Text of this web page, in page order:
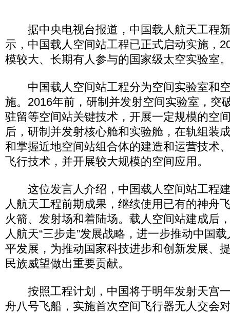
据中央电视台报道，中国载人航天工程
示，中国载人空间站工程已正式启动实施，
模较大、长期有人参与的国家级太空实验室
中国载人空间站工程分为空间实验室和
施。2016年前，研制并发射空间实验室，突
驻留等空间站关键技术，开展一定规模的空
后，研制并发射核心舱和实验舱，在轨组装
和掌握近地空间站组合体的建造和运营技术
飞行技术，并开展较大规模的空间应用。
这位发言人介绍，中国载人空间站工程
人航天工程前期成果，继续使用已有的神舟
火箭、发射场和着陆场。载人空间站建成后
人航天“三步走”发展战略，进一步推动中国
平发展，为推动国家科技进步和创新发展、
民族威望做出重要贡献。
按照工程计划，中国将于明年发射天宫
舟八号飞船，实施首次空间飞行器无人交会